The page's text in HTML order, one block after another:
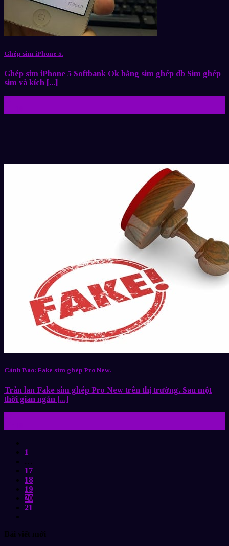
Ghép sim iPhone 5.
Ghép sim iPhone 5 Softbank Ok bằng sim ghép db Sim ghép
sim và kích [...]
Cảnh Báo: Fake sim ghép Pro New.
Tràn lan Fake sim ghép Pro New trên thị trường. Sau một
thời gian ngắn [...]
1
…
17
18
19
20
21
Bài viết mới